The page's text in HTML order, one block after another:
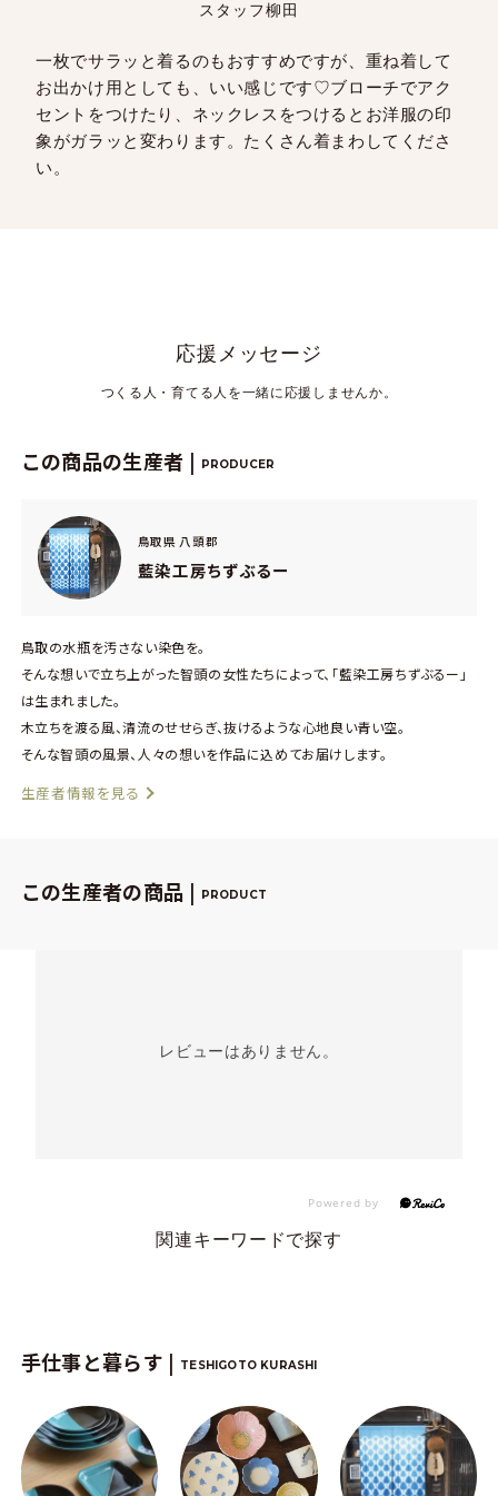
スタッフ柳田
一枚でサラッと着るのもおすすめですが、重ね着して
お出かけ用としても、いい感じです♡ブローチでアク
セントをつけたり、ネックレスをつけるとお洋服の印
象がガラッと変わります。たくさん着まわしてくださ
い。
応援メッセージ
つくる人・育てる人を一緒に応援しませんか。
この商品の生産者 | PRODUCER
鳥取県 八頭郡
藍染工房ちずぶるー
鳥取の水瓶を汚さない染色を。
そんな想いで立ち上がった智頭の女性たちによって、「藍染工房ちずぶるー」
は生まれました。
木立ちを渡る風、清流のせせらぎ、抜けるような心地良い青い空。
そんな智頭の風景、人々の想いを作品に込めてお届けします。
生産者情報を見る
この生産者の商品 | PRODUCT
レビューはありません。
関連キーワードで探す
手仕事と暮らす | TESHIGOTO KURASHI